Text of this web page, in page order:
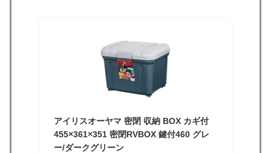
アイリスオーヤマ 密閉 収納 BOX カギ付
455×361×351 密閉RVBOX 鍵付460 グレ
ー/ダークグリーン